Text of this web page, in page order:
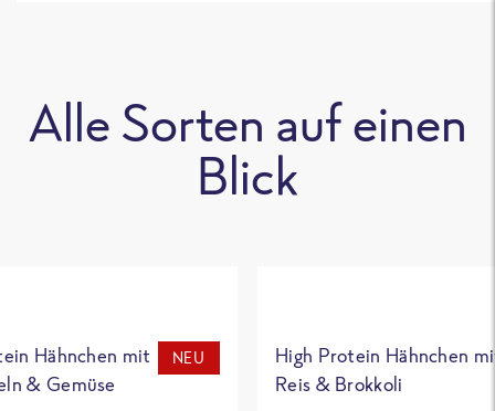
Alle Sorten auf einen
Blick
Hähnchen mit
& Gemüse
NEU
High Protein Hähnchen
Reis & Brokkoli